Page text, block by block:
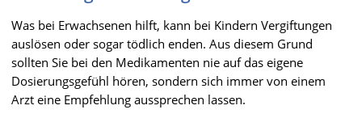
Was bei Erwachsenen hilft, kann bei Kindern Vergiftungen
auslösen oder sogar tödlich enden. Aus diesem Grund
sollten Sie bei den Medikamenten nie auf das eigene
Dosierungsgefühl hören, sondern sich immer von einem
Arzt eine Empfehlung aussprechen lassen.